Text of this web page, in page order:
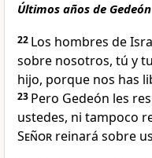
Últimos años de Gedeón
22 Los hombres de
sobre nosotros, tú y
hijo, porque nos has
23 Pero Gedeón les
ustedes, ni tampoco
Señor reinará sobre